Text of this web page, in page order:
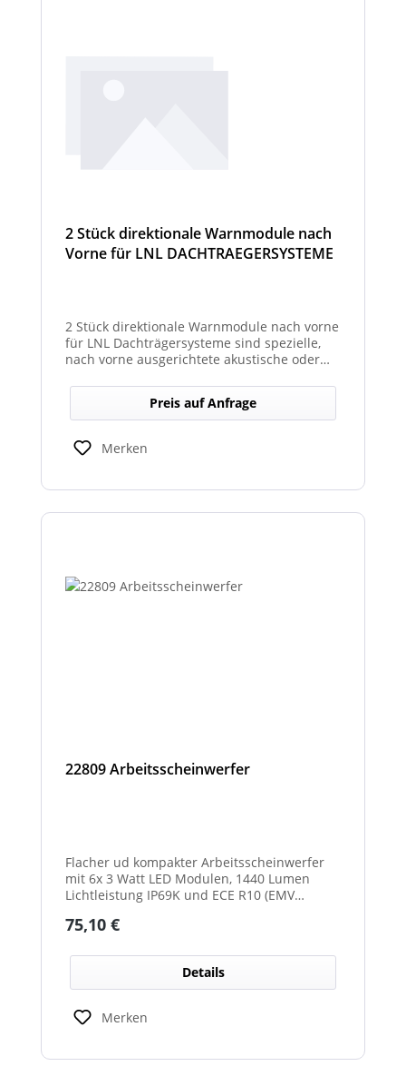
2 Stück direktionale Warnmodule nach
Vorne für LNL DACHTRAEGERSYSTEME
2 Stück direktionale Warnmodule nach vorne
für LNL Dachträgersysteme sind spezielle,
nach vorne ausgerichtete akustische oder
montiert werden, um in Fahrtrichtung
gezielte Warnsignale auszugeben. Sie
erhöhen die Sicht- und Hörbarkeit kritischer
Hinweise für Fahrer und Umfeld und sind
kompatibel mit den LNL-Trägersystemen zur
Einsatzfahrten.
Preis auf Anfrage
Merken
22809 Arbeitsscheinwerfer
Flacher ud kompakter Arbeitsscheinwerfer
mit 6x 3 Watt LED Modulen, 1440 Lumen
Lichtleistung IP69K und ECE R10 (EMV
Scheinwerfer auch über eine ECE R23
Rückfahrscheinwerfer im Geltungsbereich
der StVO zugelassen.
Regulärer Preis:
75,10 €
Details
Merken